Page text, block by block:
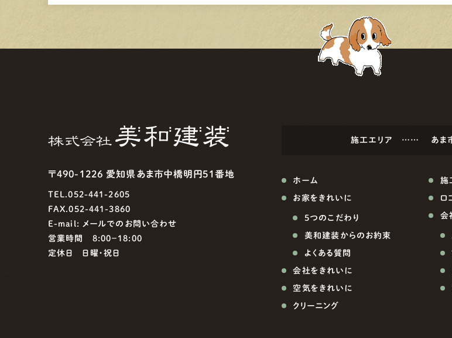
〒490-1226 愛知県あま市中橋明円51番地
TEL.052-441-2605
FAX.052-441-3860
E-mail: メールでのお問い合わせ
営業時間 8:00−18:00
定休日 日曜・祝日
施工エリア …… あま
ホーム
お家をきれいに
5つのこだわり
美和建装からのお約束
よくある質問
会社をきれいに
空気をきれいに
クリーニング
施
口
会